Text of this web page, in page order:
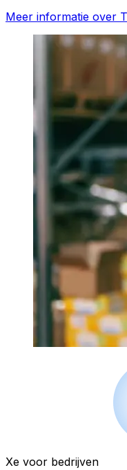
Meer informatie over
Xe voor bedrijven